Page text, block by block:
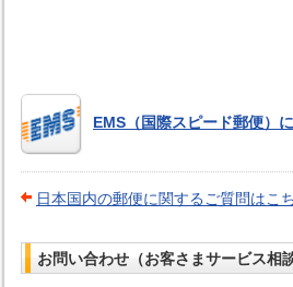
EMS（国際スピード郵便）
日本国内の郵便に関するご質問はこ
お問い合わせ（お客さまサービス相